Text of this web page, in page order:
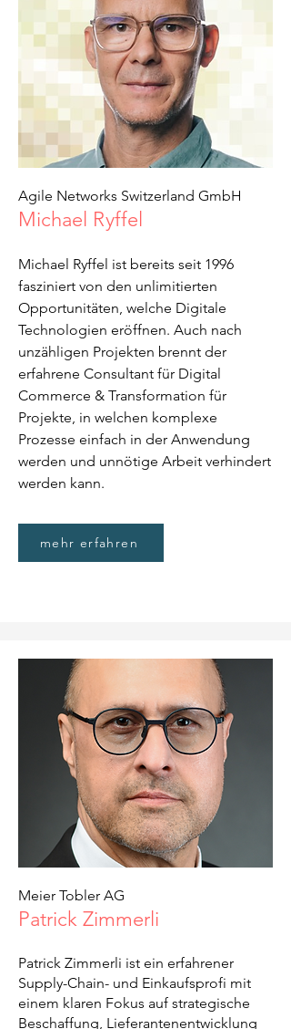
Agile Networks Switzerland GmbH
Michael Ryffel
Michael Ryffel ist bereits seit 1996
fasziniert von den unlimitierten
Opportunitäten, welche Digitale
Technologien eröffnen. Auch nach
unzähligen Projekten brennt der
erfahrene Consultant für Digital
Commerce & Transformation für
Projekte, in welchen komplexe
Prozesse einfach in der Anwendung
werden und unnötige Arbeit verhindert
werden kann.
mehr erfahren
Meier Tobler AG
Patrick Zimmerli
Patrick Zimmerli ist ein erfahrener
Supply-Chain- und Einkaufsprofi mit
einem klaren Fokus auf strategische
Beschaffung, Lieferantenentwicklung